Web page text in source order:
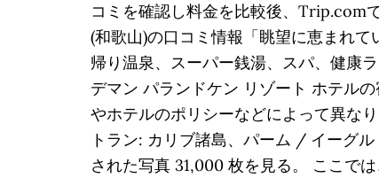
コミを確認し料金を比較後、Trip.com
(和歌山)の口コミ情報「眺望に恵まれ
帰り温泉、スーパー銭湯、スパ、健康
デマン パランドケン リゾート ホテル
やホテルのポリシーなどによって異な
トラン: カリブ諸島、パーム / イーグ
された写真 31,000 枚を見る。 ここで